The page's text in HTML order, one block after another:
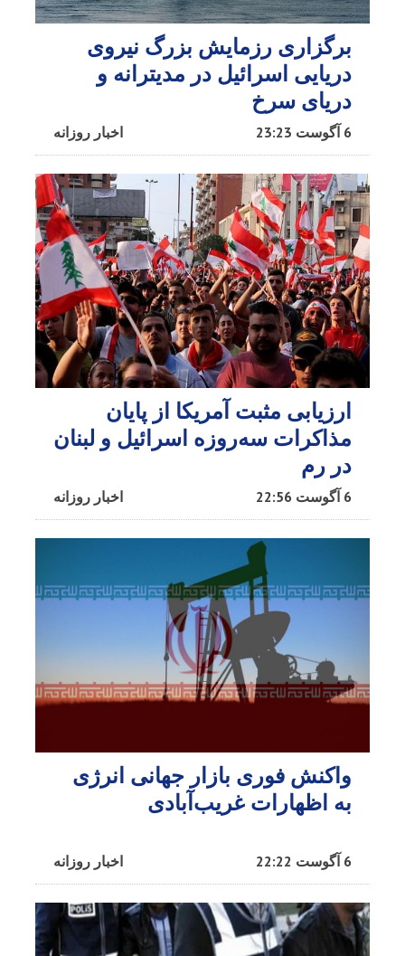
برگزاری رزمایش بزرگ نیروی
دریایی اسرائیل در مدیترانه و
دریای سرخ​
اخبار روزانه 6 آگوست 23:23
ارزیابی مثبت آمریکا از پایان
مذاکرات سه‌روزه اسرائیل و لبنان
در رم
اخبار روزانه 6 آگوست 22:56
واکنش فوری بازار جهانی انرژی
به اظهارات غریب‌آبادی
اخبار روزانه 6 آگوست 22:22